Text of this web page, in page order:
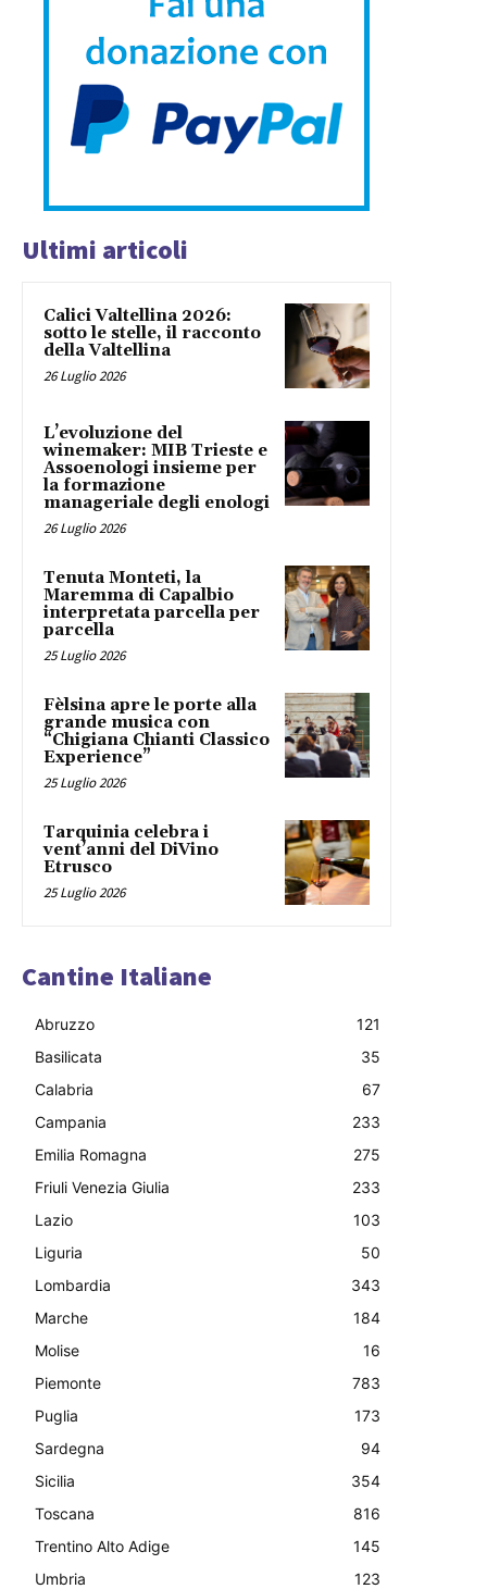
Ultimi articoli
Calici Valtellina 2026:
sotto le stelle, il racconto
della Valtellina
26 Luglio 2026
L’evoluzione del
winemaker: MIB Trieste e
Assoenologi insieme per
la formazione
manageriale degli enologi
26 Luglio 2026
Tenuta Monteti, la
Maremma di Capalbio
interpretata parcella per
parcella
25 Luglio 2026
Fèlsina apre le porte alla
grande musica con
“Chigiana Chianti Classico
Experience”
25 Luglio 2026
Tarquinia celebra i
vent’anni del DiVino
Etrusco
25 Luglio 2026
Cantine Italiane
Abruzzo
121
Basilicata
35
Calabria
67
Campania
233
Emilia Romagna
275
Friuli Venezia Giulia
233
Lazio
103
Liguria
50
Lombardia
343
Marche
184
Molise
16
Piemonte
783
Puglia
173
Sardegna
94
Sicilia
354
Toscana
816
Trentino Alto Adige
145
Umbria
123